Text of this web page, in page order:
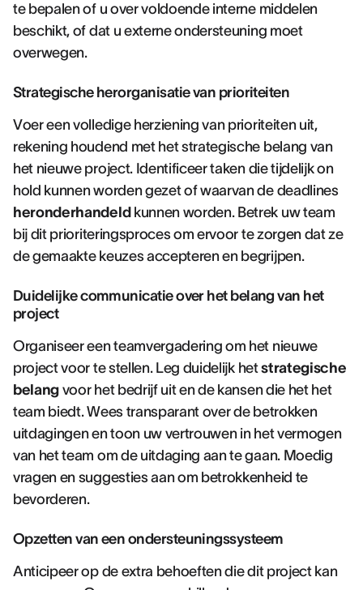
te bepalen of u over voldoende interne middelen
beschikt, of dat u externe ondersteuning moet
overwegen.
Strategische herorganisatie van prioriteiten
Voer een volledige herziening van prioriteiten uit,
rekening houdend met het strategische belang van
het nieuwe project. Identificeer taken die tijdelijk on
hold kunnen worden gezet of waarvan de deadlines
heronderhandeld kunnen worden. Betrek uw team
bij dit prioriteringsproces om ervoor te zorgen dat ze
de gemaakte keuzes accepteren en begrijpen.
Duidelijke communicatie over het belang van het
project
Organiseer een teamvergadering om het nieuwe
project voor te stellen. Leg duidelijk hetstrategische
belang voor het bedrijf uit en de kansen die het het
team biedt. Wees transparant over de betrokken
uitdagingen en toon uw vertrouwen in het vermogen
van het team om de uitdaging aan te gaan. Moedig
vragen en suggesties aan om betrokkenheid te
bevorderen.
Opzetten van een ondersteuningssysteem
Anticipeer op de extra behoeften die dit project kan